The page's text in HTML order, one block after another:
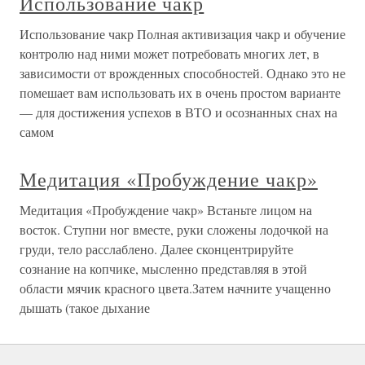
Использование чакр Полная активизация чакр и обучение
контролю над ними может потребовать многих лет, в
зависимости от врожденных способностей. Однако это не
помешает вам использовать их в очень простом варианте
— для достижения успехов в ВТО и осознанных снах на
самом
Медитация «Пробуждение чакр»
Медитация «Пробуждение чакр» Встаньте лицом на
восток. Ступни ног вместе, руки сложены лодочкой на
груди, тело расслаблено. Далее сконцентрируйте
сознание на копчике, мысленно представляя в этой
области мячик красного цвета.Затем начните учащенно
дышать (такое дыхание